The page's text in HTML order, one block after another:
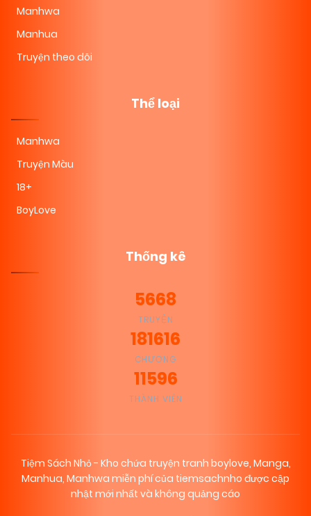
Manhwa
Manhua
Truyện theo dõi
Thể loại
Manhwa
Truyện Màu
18+
BoyLove
Thống kê
5668
TRUYỆN
181616
CHƯƠNG
11596
THÀNH VIÊN
Tiệm Sách Nhỏ - Kho chứa truyện tranh boylove, Manga,
Manhua, Manhwa miễn phí của tiemsachnho được cập
nhật mới nhất và không quảng cáo